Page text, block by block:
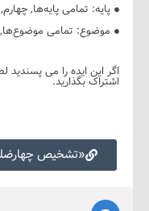
تمامی پایه‌ها,چهارم,پنجم,ششم
تمامی موضوع‌ها, هندسه
ایده را می پسندید لطفا آنرا به
بگذارید.
«تشخیص چهارضلعی‌ها»